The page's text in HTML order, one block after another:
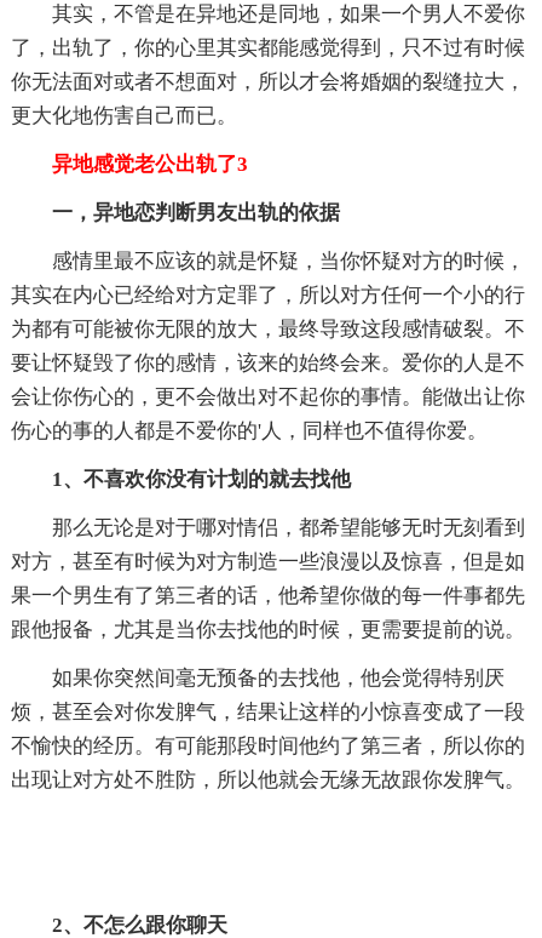
其实，不管是在异地还是同地，如果一个男人不爱你
了，出轨了，你的心里其实都能感觉得到，只不过有时候
你无法面对或者不想面对，所以才会将婚姻的裂缝拉大，
更大化地伤害自己而已。
异地感觉老公出轨了3
一，异地恋判断男友出轨的依据
感情里最不应该的就是怀疑，当你怀疑对方的时候，
其实在内心已经给对方定罪了，所以对方任何一个小的行
为都有可能被你无限的放大，最终导致这段感情破裂。不
要让怀疑毁了你的感情，该来的始终会来。爱你的人是不
会让你伤心的，更不会做出对不起你的事情。能做出让你
伤心的事的人都是不爱你的'人，同样也不值得你爱。
1、不喜欢你没有计划的就去找他
那么无论是对于哪对情侣，都希望能够无时无刻看到
对方，甚至有时候为对方制造一些浪漫以及惊喜，但是如
果一个男生有了第三者的话，他希望你做的每一件事都先
跟他报备，尤其是当你去找他的时候，更需要提前的说。
如果你突然间毫无预备的去找他，他会觉得特别厌
烦，甚至会对你发脾气，结果让这样的小惊喜变成了一段
不愉快的经历。有可能那段时间他约了第三者，所以你的
出现让对方处不胜防，所以他就会无缘无故跟你发脾气。
2、不怎么跟你聊天